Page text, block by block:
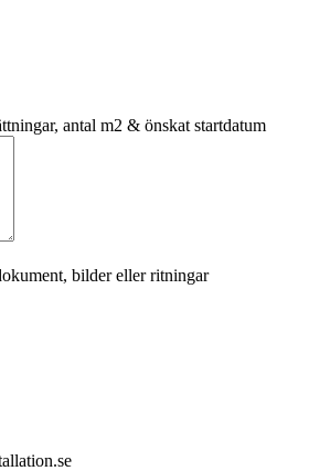
antal m2 & önskat startdatum
bilder eller ritningar